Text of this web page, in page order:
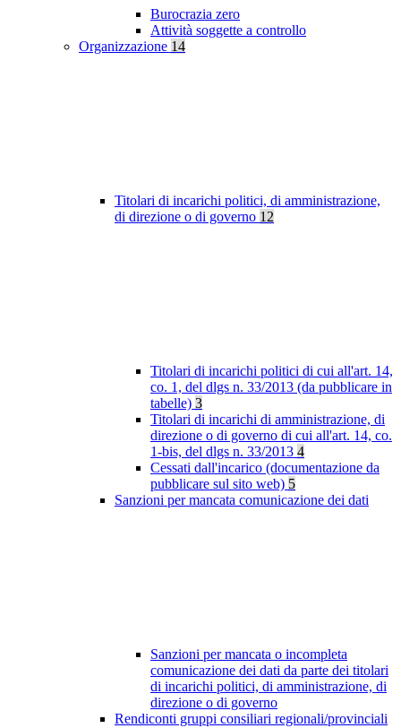
Burocrazia zero
Attività soggette a controllo
Organizzazione 14
Titolari di incarichi politici, di amministrazione,
di direzione o di governo 12
Titolari di incarichi politici di cui all'art. 14,
co. 1, del dlgs n. 33/2013 (da pubblicare in
tabelle) 3
Titolari di incarichi di amministrazione, di
direzione o di governo di cui all'art. 14, co.
1-bis, del dlgs n. 33/2013 4
Cessati dall'incarico (documentazione da
pubblicare sul sito web) 5
Sanzioni per mancata comunicazione dei dati
Sanzioni per mancata o incompleta
comunicazione dei dati da parte dei titolari
di incarichi politici, di amministrazione, di
direzione o di governo
Rendiconti gruppi consiliari regionali/provinciali